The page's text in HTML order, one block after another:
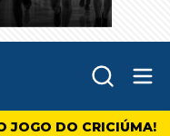
JOGO DO CRICIÚMA!